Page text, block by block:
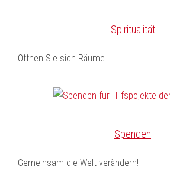
Spiritualität
Öffnen Sie sich Räume
Spenden
Gemeinsam die Welt verändern!